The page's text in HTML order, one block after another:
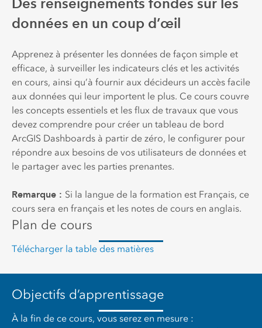
données en un coup d’œil
Apprenez à présenter les données de façon simple et
efficace, à surveiller les indicateurs clés et les activités
en cours, ainsi qu’à fournir aux décideurs un accès facile
aux données qui leur importent le plus. Ce cours couvre
les concepts essentiels et les flux de travaux que vous
devez comprendre pour créer un tableau de bord
ArcGIS Dashboards à partir de zéro, le configurer pour
répondre aux besoins de vos utilisateurs de données et
le partager avec les parties prenantes.
Remarque : Si la langue de la formation est Français, ce
cours sera en français et les notes de cours en anglais.
Plan de cours
Télécharger la table des matières
Objectifs d’apprentissage
À la fin de ce cours, vous serez en mesure :